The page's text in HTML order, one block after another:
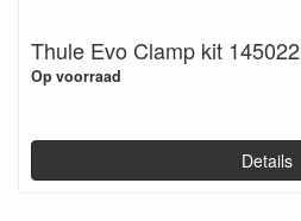
Thule Evo Clamp kit 145022
Op voorraad
Details